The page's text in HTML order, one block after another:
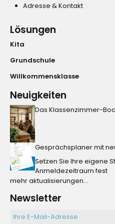
Adresse & Kontakt
Lösungen
Kita
Grundschule
Willkommensklasse
Neuigkeiten
Das Klassenzimmer-
Gesprächsplaner mit
Setzen Sie Ihre eigene
Anmeldezeitraum fest
mehr aktualisierungen...
Newsletter